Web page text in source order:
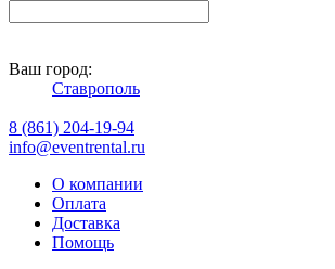
Ваш город:
Ставрополь
8 (861) 204-19-94
info@eventrental.ru
О компании
Оплата
Доставка
Помощь